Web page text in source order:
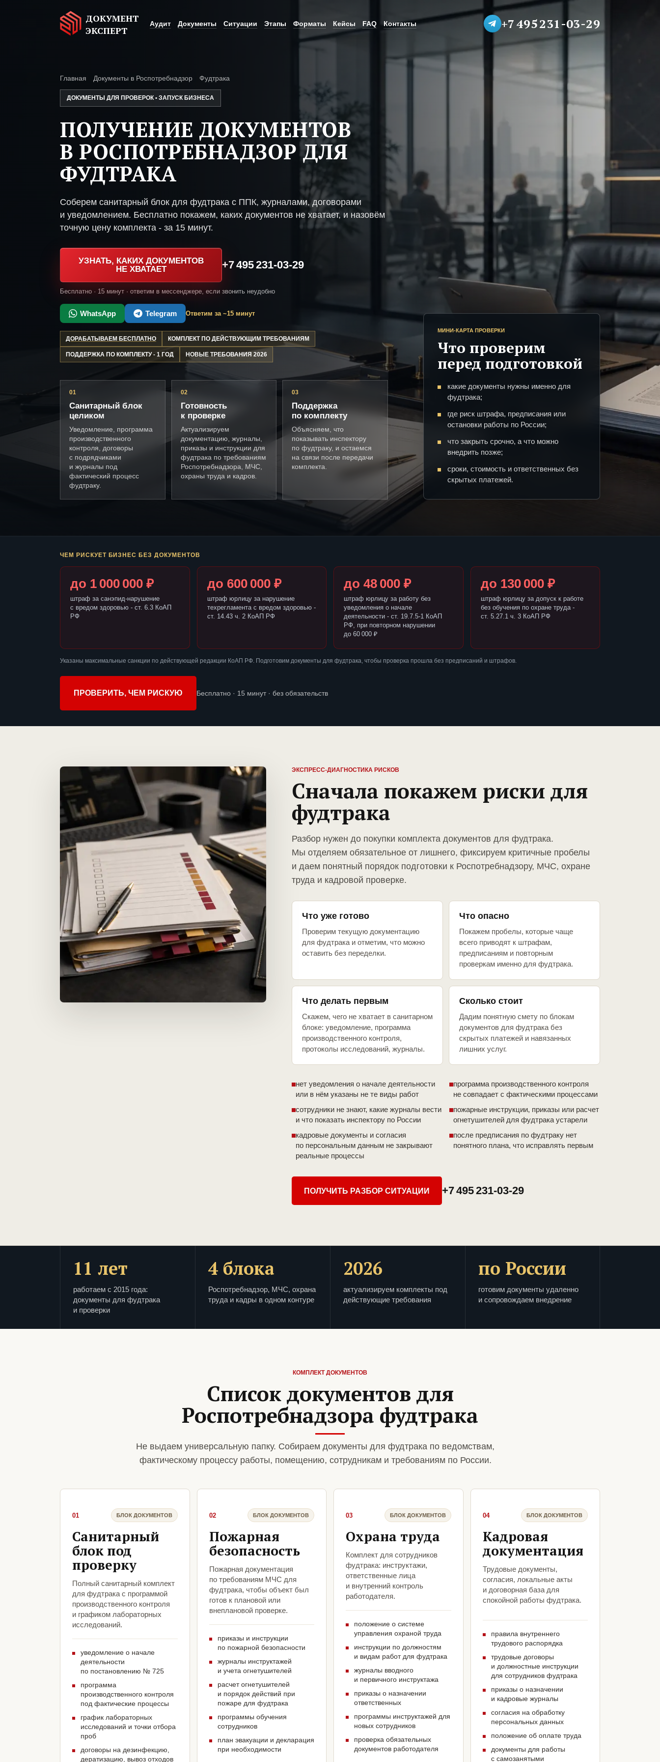
ДОКУМЕНТ
ЭКСПЕРТ
Аудит Документы Ситуации Этапы Форматы Кейсы FAQ Контакты +7 495 231-03-29
Главная Документы в Роспотребнадзор Фудтрака
ДОКУМЕНТЫ ДЛЯ ПРОВЕРОК • ЗАПУСК БИЗНЕСА
ПОЛУЧЕНИЕ ДОКУМЕНТОВ
В РОСПОТРЕБНАДЗОР ДЛЯ
ФУДТРАКА
Соберем санитарный блок для фудтрака с ППК, журналами, договорами
и уведомлением. Бесплатно покажем, каких документов не хватает, и назовём
точную цену комплекта - за 15 минут.
УЗНАТЬ, КАКИХ ДОКУМЕНТОВ
НЕ ХВАТАЕТ
+7 495 231-03-29
Бесплатно · 15 минут · ответим в мессенджере, если звонить неудобно
WhatsApp Telegram Ответим за ~15 минут
ДОРАБАТЫВАЕМ БЕСПЛАТНО КОМПЛЕКТ ПО ДЕЙСТВУЮЩИМ ТРЕБОВАНИЯМ
ПОДДЕРЖКА ПО КОМПЛЕКТУ - 1 ГОД НОВЫЕ ТРЕБОВАНИЯ 2026
01
Санитарный блок
целиком
Уведомление, программа
производственного
контроля, договоры
с подрядчиками
и журналы под
фактический процесс
фудтраку.
02
Готовность
к проверке
Актуализируем
документацию, журналы,
приказы и инструкции для
фудтрака по требованиям
Роспотребнадзора, МЧС,
охраны труда и кадров.
03
Поддержка
по комплекту
Объясняем, что
показывать инспектору
по фудтраку, и остаемся
на связи после передачи
комплекта.
МИНИ-КАРТА ПРОВЕРКИ
Что проверим
перед подготовкой
какие документы нужны именно для
фудтрака;
где риск штрафа, предписания или
остановки работы по России;
что закрыть срочно, а что можно
внедрить позже;
сроки, стоимость и ответственных без
скрытых платежей.
ЧЕМ РИСКУЕТ БИЗНЕС БЕЗ ДОКУМЕНТОВ
до 1 000 000 ₽
штраф за санэпид-нарушение
с вредом здоровью - ст. 6.3 КоАП
РФ
до 600 000 ₽
штраф юрлицу за нарушение
техрегламента с вредом здоровью -
ст. 14.43 ч. 2 КоАП РФ
до 48 000 ₽
штраф юрлицу за работу без
уведомления о начале
деятельности - ст. 19.7.5-1 КоАП
РФ, при повторном нарушении
до 60 000 ₽
до 130 000 ₽
штраф юрлицу за допуск к работе
без обучения по охране труда -
ст. 5.27.1 ч. 3 КоАП РФ
Указаны максимальные санкции по действующей редакции КоАП РФ. Подготовим документы для фудтрака, чтобы проверка прошла без предписаний и штрафов.
ПРОВЕРИТЬ, ЧЕМ РИСКУЮ Бесплатно · 15 минут · без обязательств
ЭКСПРЕСС-ДИАГНОСТИКА РИСКОВ
Сначала покажем риски для
фудтрака
Разбор нужен до покупки комплекта документов для фудтрака.
Мы отделяем обязательное от лишнего, фиксируем критичные пробелы
и даем понятный порядок подготовки к Роспотребнадзору, МЧС, охране
труда и кадровой проверке.
Что уже готово
Проверим текущую документацию
для фудтрака и отметим, что можно
оставить без переделки.
Что опасно
Покажем пробелы, которые чаще
всего приводят к штрафам,
предписаниям и повторным
проверкам именно для фудтрака.
Что делать первым
Скажем, чего не хватает в санитарном
блоке: уведомление, программа
производственного контроля,
протоколы исследований, журналы.
Сколько стоит
Дадим понятную смету по блокам
документов для фудтрака без
скрытых платежей и навязанных
лишних услуг.
нет уведомления о начале деятельности
или в нём указаны не те виды работ
программа производственного контроля
не совпадает с фактическими процессами
сотрудники не знают, какие журналы вести
и что показать инспектору по России
пожарные инструкции, приказы или расчет
огнетушителей для фудтрака устарели
кадровые документы и согласия
по персональным данным не закрывают
реальные процессы
после предписания по фудтраку нет
понятного плана, что исправлять первым
ПОЛУЧИТЬ РАЗБОР СИТУАЦИИ +7 495 231-03-29
11 лет
работаем с 2015 года:
документы для фудтрака
и проверки
4 блока
Роспотребнадзор, МЧС, охрана
труда и кадры в одном контуре
2026
актуализируем комплекты под
действующие требования
по России
готовим документы удаленно
и сопровождаем внедрение
КОМПЛЕКТ ДОКУМЕНТОВ
Список документов для
Роспотребнадзора фудтрака
Не выдаем универсальную папку. Собираем документы для фудтрака по ведомствам,
фактическому процессу работы, помещению, сотрудникам и требованиям по России.
01 БЛОК ДОКУМЕНТОВ
Санитарный
блок под
проверку
Полный санитарный комплект
для фудтрака с программой
производственного контроля
и графиком лабораторных
исследований.
уведомление о начале
деятельности
по постановлению № 725
программа
производственного контроля
под фактические процессы
график лабораторных
исследований и точки отбора
проб
договоры на дезинфекцию,
дератизацию, вывоз отходов
02 БЛОК ДОКУМЕНТОВ
Пожарная
безопасность
Пожарная документация
по требованиям МЧС для
фудтрака, чтобы объект был
готов к плановой или
внеплановой проверке.
приказы и инструкции
по пожарной безопасности
журналы инструктажей
и учета огнетушителей
расчет огнетушителей
и порядок действий при
пожаре для фудтрака
программы обучения
сотрудников
план эвакуации и декларация
при необходимости
03 БЛОК ДОКУМЕНТОВ
Охрана труда
Комплект для сотрудников
фудтрака: инструктажи,
ответственные лица
и внутренний контроль
работодателя.
положение о системе
управления охраной труда
инструкции по должностям
и видам работ для фудтрака
журналы вводного
и первичного инструктажа
приказы о назначении
ответственных
программы инструктажей для
новых сотрудников
проверка обязательных
документов работодателя
04 БЛОК ДОКУМЕНТОВ
Кадровая
документация
Трудовые документы,
согласия, локальные акты
и договорная база для
спокойной работы фудтрака.
правила внутреннего
трудового распорядка
трудовые договоры
и должностные инструкции
для сотрудников фудтрака
приказы о назначении
и кадровые журналы
согласия на обработку
персональных данных
положение об оплате труда
документы для работы
с самозанятыми